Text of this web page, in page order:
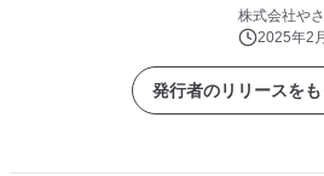
え上北沢」
株式会社や
2025年2
発行者のリリースを